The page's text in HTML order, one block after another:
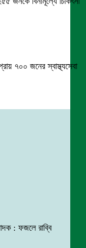
৭০০ জনের স্বাস্থ্যসেবা
: ফজলে রাব্বি